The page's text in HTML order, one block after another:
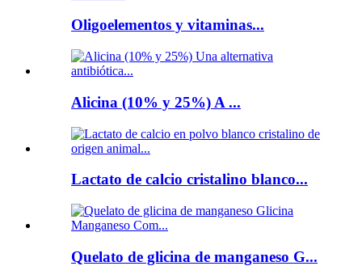
Oligoelementos y vitaminas...
Alicina (10% y 25%) A ...
Lactato de calcio cristalino blanco...
Quelato de glicina de manganeso G...